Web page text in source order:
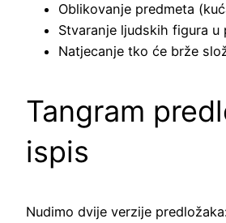
Oblikovanje predmeta
Stvaranje ljudskih figura u
Natjecanje tko će brže
Tangram
ispis
Nudimo dvije verzije